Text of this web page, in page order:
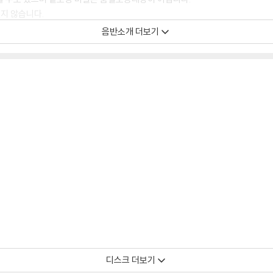
않습니다.
음반소개 더보기
디스크 더보기